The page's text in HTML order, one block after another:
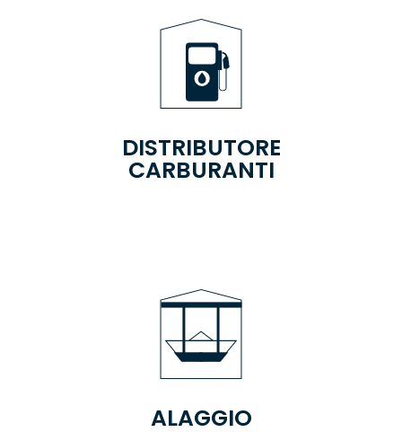
DISTRIBUTORE
CARBURANTI
ALAGGIO